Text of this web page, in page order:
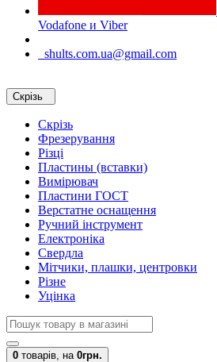
Vodafone и Viber
shults.com.ua@gmail.com
Скрізь
Скрізь
Фрезерування
Різці
Пластины (вставки)
Вимірювач
Пластини ГОСТ
Верстатне оснащення
Ручний інструмент
Електроніка
Свердла
Мітчики, плашки, центровки
Різне
Уцінка
0 товарів, на 0грн.